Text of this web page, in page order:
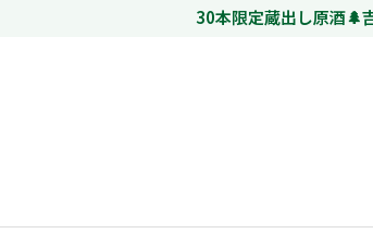
30本限定蔵出し原酒🌲